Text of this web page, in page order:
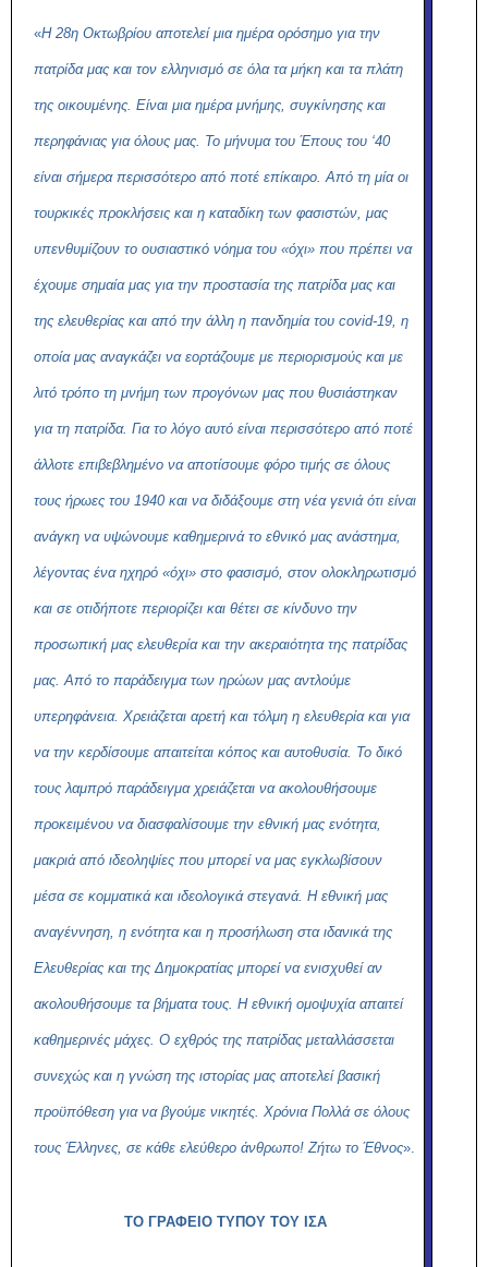
«Η 28η Οκτωβρίου αποτελεί μια ημέρα ορόσημο για την
πατρίδα μας και τον ελληνισμό σε όλα τα μήκη και τα πλάτη
της οικουμένης. Είναι μια ημέρα μνήμης, συγκίνησης και
περηφάνιας για όλους μας. Το μήνυμα του Έπους του ‘40
είναι σήμερα περισσότερο από ποτέ επίκαιρο. Από τη μία οι
τουρκικές προκλήσεις και η καταδίκη των φασιστών, μας
υπενθυμίζουν το ουσιαστικό νόημα του «όχι» που πρέπει να
έχουμε σημαία μας για την προστασία της πατρίδα μας και
της ελευθερίας και από την άλλη η πανδημία του covid-19, η
οποία μας αναγκάζει να εορτάζουμε με περιορισμούς και με
λιτό τρόπο τη μνήμη των προγόνων μας που θυσιάστηκαν
για τη πατρίδα. Για το λόγο αυτό είναι περισσότερο από ποτέ
άλλοτε επιβεβλημένο να αποτίσουμε φόρο τιμής σε όλους
τους ήρωες του 1940 και να διδάξουμε στη νέα γενιά ότι είναι
ανάγκη να υψώνουμε καθημερινά το εθνικό μας ανάστημα,
λέγοντας ένα ηχηρό «όχι» στο φασισμό, στον ολοκληρωτισμό
και σε οτιδήποτε περιορίζει και θέτει σε κίνδυνο την
προσωπική μας ελευθερία και την ακεραιότητα της πατρίδας
μας. Από το παράδειγμα των ηρώων μας αντλούμε
υπερηφάνεια. Χρειάζεται αρετή και τόλμη η ελευθερία και για
να την κερδίσουμε απαιτείται κόπος και αυτοθυσία. Το δικό
τους λαμπρό παράδειγμα χρειάζεται να ακολουθήσουμε
προκειμένου να διασφαλίσουμε την εθνική μας ενότητα,
μακριά από ιδεοληψίες που μπορεί να μας εγκλωβίσουν
μέσα σε κομματικά και ιδεολογικά στεγανά. Η εθνική μας
αναγέννηση, η ενότητα και η προσήλωση στα ιδανικά της
Ελευθερίας και της Δημοκρατίας μπορεί να ενισχυθεί αν
ακολουθήσουμε τα βήματα τους. Η εθνική ομοψυχία απαιτεί
καθημερινές μάχες. Ο εχθρός της πατρίδας μεταλλάσσεται
συνεχώς και η γνώση της ιστορίας μας αποτελεί βασική
προϋπόθεση για να βγούμε νικητές. Χρόνια Πολλά σε όλους
τους Έλληνες, σε κάθε ελεύθερο άνθρωπο! Ζήτω το Έθνος».
ΤΟ ΓΡΑΦΕΙΟ ΤΥΠΟΥ ΤΟΥ ΙΣΑ